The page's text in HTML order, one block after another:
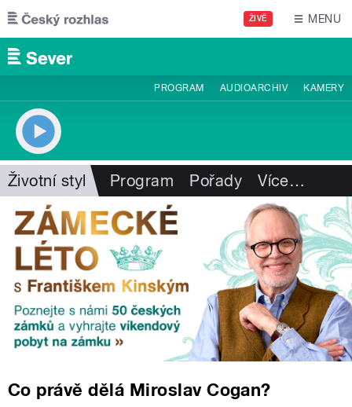
Přejít k hlavnímu obsahu
ŽIVĚ MENU
PROGRAM AUDIOARCHIV KAMERY
Životní styl Program Pořady Více…
Co právě dělá Miroslav Cogan?